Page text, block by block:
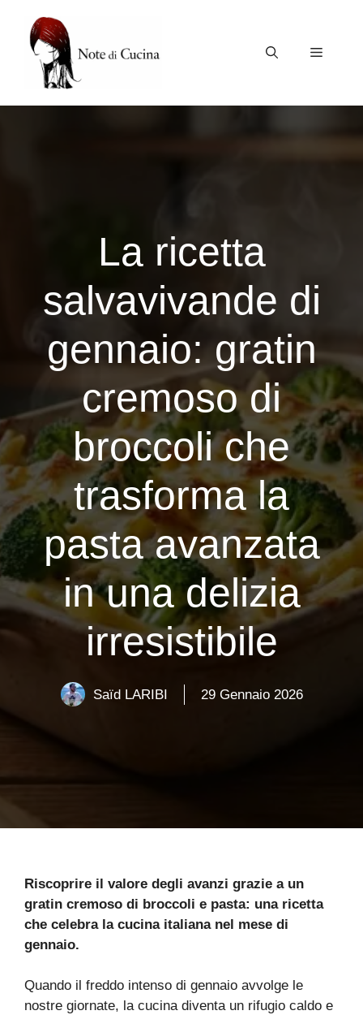
contenuto
Menu
La ricetta
salvavivande di
gennaio: gratin
cremoso di
broccoli che
trasforma la
pasta avanzata
in una delizia
irresistibile
Saïd LARIBI 29 Gennaio 2026
Riscoprire il valore degli avanzi grazie a un
gratin cremoso di broccoli e pasta: una ricetta
che celebra la cucina italiana nel mese di
gennaio.
Quando il freddo intenso di gennaio avvolge le
nostre giornate, la cucina diventa un rifugio caldo e